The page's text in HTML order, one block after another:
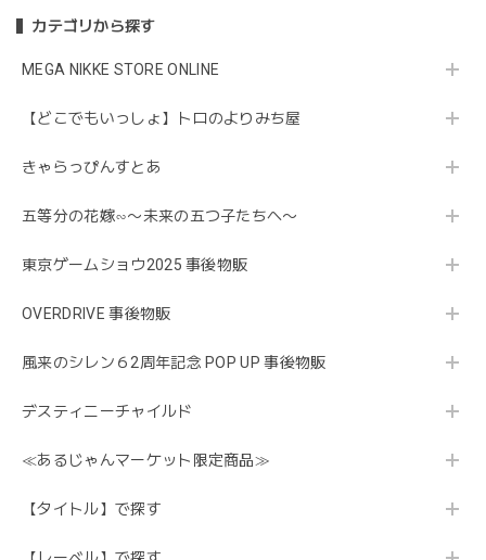
カテゴリから探す
MEGA NIKKE STORE ONLINE
【どこでもいっしょ】トロのよりみち屋
きゃらっぴんすとあ
五等分の花嫁∽〜未来の五つ子たちへ〜
東京ゲームショウ2025 事後物販
OVERDRIVE 事後物販
風来のシレン６2周年記念 POP UP 事後物販
デスティニーチャイルド
≪あるじゃんマーケット限定商品≫
【タイトル】で探す